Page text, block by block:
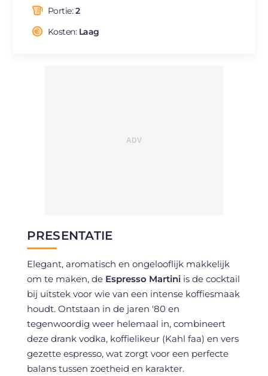
BR
Portie:2
Kosten: Laag
PRESENTATIE
Elegant, aromatisch en ongelooflijk makkelijk
om te maken, de Espresso Martiniis de cocktail
bij uitstek voor wie van een intense koffiesmaak
houdt. Ontstaan in de jaren '80 en
tegenwoordig weer helemaal in, combineert
deze drank vodka, koffielikeur (Kahl faa) en vers
gezette espresso, wat zorgt voor een perfecte
balans tussen zoetheid en karakter.